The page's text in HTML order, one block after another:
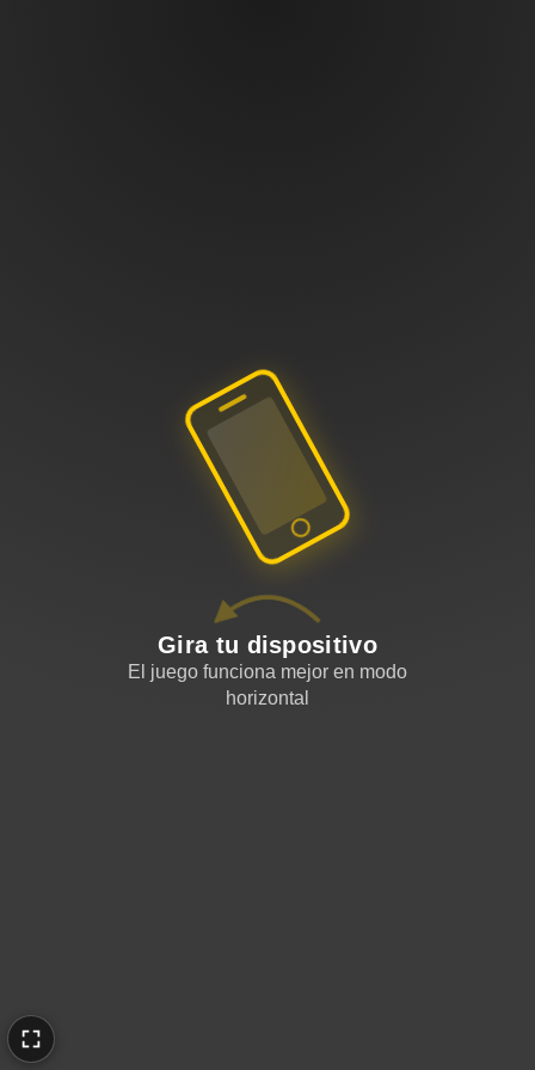
Gira tu dispositivo
El juego funciona mejor en modo
horizontal